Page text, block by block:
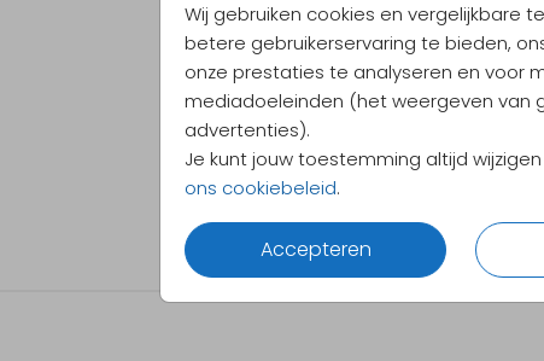
Wij gebruiken cookies en vergelijkbare
betere gebruikerservaring te bieden,
onze prestaties te analyseren en voor
mediadoeleinden (het weergeven van
advertenties).
Je kunt jouw toestemming altijd
ons cookiebeleid.
Accepteren